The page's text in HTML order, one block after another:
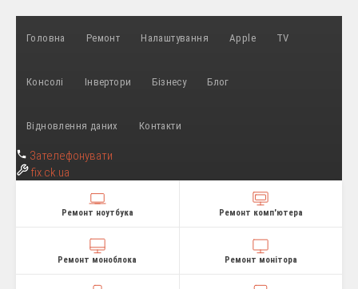
Головна Ремонт Налаштування Apple TV
Консолі Інвертори Бізнесу Блог
Відновлення даних Контакти
Зателефонувати
fix.ck.ua
Ремонт ноутбука Ремонт комп'ютера
Ремонт моноблока Ремонт монітора